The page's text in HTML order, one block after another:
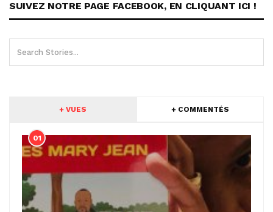
SUIVEZ NOTRE PAGE FACEBOOK, EN CLIQUANT ICI !
+ VUES + COMMENTÉS
01